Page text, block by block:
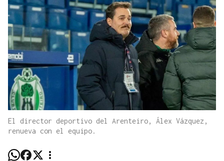
El director deportivo del Arenteiro, Álex Vázquez,
renueva con el equipo.